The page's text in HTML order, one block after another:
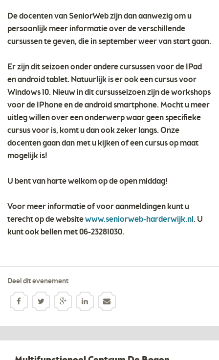
De docenten van SeniorWeb zijn dan aanwezig om u
persoonlijk meer informatie over de verschillende
cursussen te geven, die in september weer van start gaan.
Er zijn dit seizoen onder andere cursussen voor de IPad
en android tablet. Natuurlijk is er ook een cursus voor
Windows 10. Nieuw in dit cursusseizoen zijn de workshops
voor de IPhone en de android smartphone. Mocht u meer
uitleg willen over een onderwerp waar geen specifieke
cursus voor is, komt u dan ook zeker langs. Onze
docenten gaan dan met u kijken of een cursus op maat
mogelijk is!
U bent van harte welkom op de open middag!
Voor meer informatie of voor aanmeldingen kunt u
terecht op de websitewww.seniorweb-harderwijk.nl. U
kunt ook bellen met 06-23281030.
Deel dit evenement